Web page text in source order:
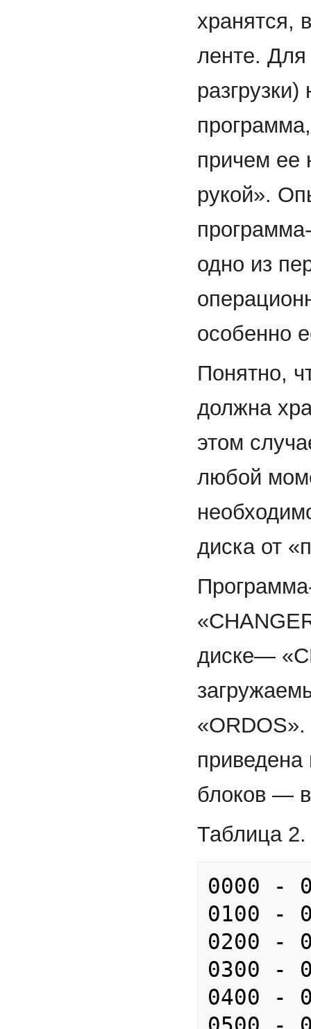
хранятся,
ленте. Для
причем ее
рукой».
одно из
особенно
Понятно,
должна
этом
любой
диска от
диске—
блоков —
Таблица 2.
0000 -
0100 -
0200 -
0300 -
0400 -